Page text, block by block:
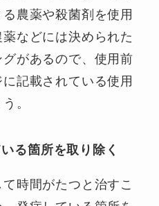
農薬や殺菌剤を使用
などには決められた
があるので、使用前
記載されている使用
。
る箇所を取り除く
時間がたつと治すこ